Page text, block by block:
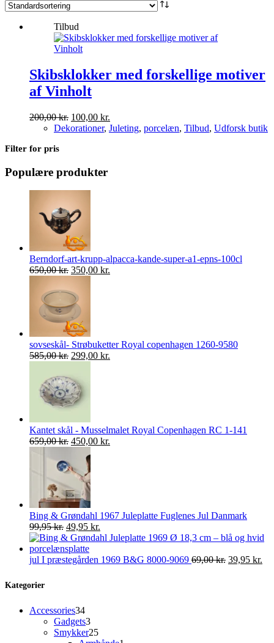
Tilbud
Skibsklokker med forskellige motiver
af Vinholt
200,00kr. Den
oprindelige
100,00 kr.
aktuelle
Dekorationer, Juleting, porcelæn, Tilbud, Udforsk butik
Filter for pris
Populære produkter
Berndorf-art-krupp-alpacca-kande-super-a1-epns-100cl
650,00kr. Den
pris
var:
650,00 kr..
350,00 kr.
sovseskål- Strøbuketter Royal copenhagen 1260-9580
585,00kr. Den
pris
var:
585,00 kr..
299,00 kr.
Kantet skål - Musselmalet Royal Copenhagen RC 1-141
659,00kr. Den
var:
659,00 kr..
450,00 kr.
Bing & Grøndahl 1967 Juleplatte Fuglenes Jul Danmark
99,95kr. Den
oprindelige
pris
var:
49,95 kr.
aktuelle
er:
jul I præstegården 1969 B&G 8000-9069 69,00kr. Den
39,95 kr.
Kategorier
Accessories3434
varer
Gadgets33
varer
Smykker2525